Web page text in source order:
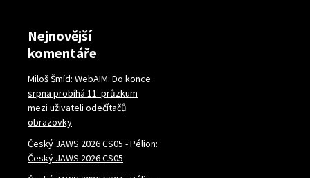
Nejnovější
komentáře
Miloš Šmíd: WebAIM: Do konce
srpna probíhá 11. průzkum
mezi uživateli odečítačů
obrazovky
Český JAWS 2026 CS05 - Pélion:
Český JAWS 2026 CS05